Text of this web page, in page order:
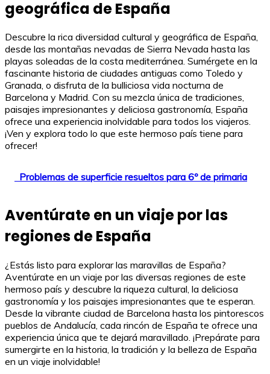
geográfica de España
Descubre la rica diversidad cultural y geográfica de España,
desde las montañas nevadas de Sierra Nevada hasta las
playas soleadas de la costa mediterránea. Sumérgete en la
fascinante historia de ciudades antiguas como Toledo y
Granada, o disfruta de la bulliciosa vida nocturna de
Barcelona y Madrid. Con su mezcla única de tradiciones,
paisajes impresionantes y deliciosa gastronomía, España
ofrece una experiencia inolvidable para todos los viajeros.
¡Ven y explora todo lo que este hermoso país tiene para
ofrecer!
Problemas de superficie resueltos para 6º de primaria
Aventúrate en un viaje por las
regiones de España
¿Estás listo para explorar las maravillas de España?
Aventúrate en un viaje por las diversas regiones de este
hermoso país y descubre la riqueza cultural, la deliciosa
gastronomía y los paisajes impresionantes que te esperan.
Desde la vibrante ciudad de Barcelona hasta los pintorescos
pueblos de Andalucía, cada rincón de España te ofrece una
experiencia única que te dejará maravillado. ¡Prepárate para
sumergirte en la historia, la tradición y la belleza de España
en un viaje inolvidable!